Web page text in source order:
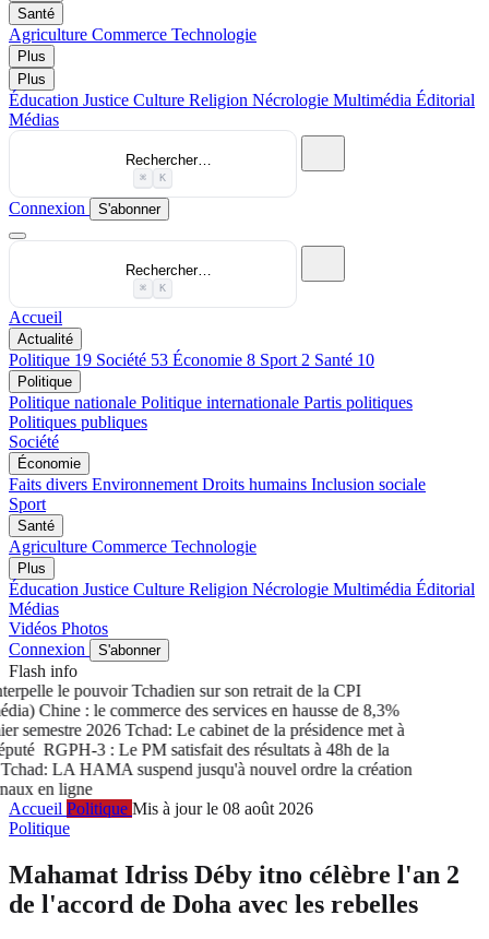
Santé
Agriculture Commerce Technologie
Plus
Plus
Éducation Justice Culture Religion Nécrologie Multimédia Éditorial
Médias
Rechercher…
⌘ K
Connexion S'abonner
Rechercher…
⌘ K
Accueil
Actualité
Politique 19 Société 53 Économie 8 Sport 2 Santé 10
Politique
Politique nationale Politique internationale Partis politiques
Politiques publiques
Société
Économie
Faits divers Environnement Droits humains Inclusion sociale
Sport
Santé
Agriculture Commerce Technologie
Plus
Éducation Justice Culture Religion Nécrologie Multimédia Éditorial
Médias
Vidéos Photos
Connexion
S'abonner
Flash info
le pouvoir Tchadien sur son retrait de la CPI
Chine : le commerce des services en hausse de 8,3%
semestre 2026Tchad: Le cabinet de la présidence met à
RGPH-3 : Le PM satisfait des résultats à 48h de la
LA HAMA suspend jusqu'à nouvel ordre la création
en ligne
Accueil Politique Mis à jour le 08 août 2026
Politique
Mahamat Idriss Déby itno célèbre l'an 2
de l'accord de Doha avec les rebelles